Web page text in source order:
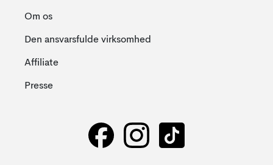
Om os
Den ansvarsfulde virksomhed
Affiliate
Presse